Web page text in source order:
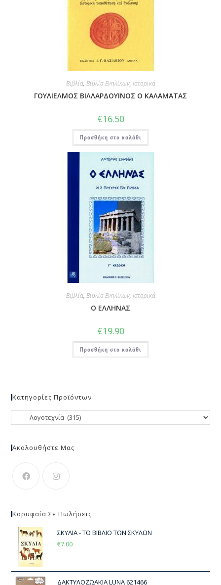
Βιβλία, Βιβλία Ενηλίκων, Ιστορικά
ΓΟΥΛΙΕΛΜΟΣ ΒΙΛΛΑΡΔΟΥΙΝΟΣ Ο ΚΑΛΑΜΑΤΑΣ
€16.50
Προσθήκη στο καλάθι
Βιβλία, Βιβλία Ενηλίκων, Ιστορικά
Ο ΕΛΛΗΝΑΣ
€19.90
Προσθήκη στο καλάθι
Κατηγορίες Προϊόντων
Ακολουθήστε Μας
Κορυφαία Σε Πωλήσεις
ΣΚΥΛΙΑ - ΤΟ ΒΙΒΛΙΟ ΤΩΝ ΣΚΥΛΩΝ
€7.00
ΔΑΚΤΥΛΟΖΩΑΚΙΑ LUNA 621466